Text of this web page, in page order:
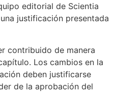
editorial de Scientia
justificación presentada
contribuido de manera
Los cambios en la
deben justificarse
de la aprobación del